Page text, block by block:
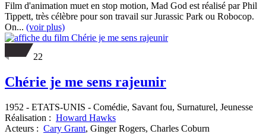
Film d'animation muet en stop motion, Mad God est réalisé par Phil
Tippett, très célèbre pour son travail sur Jurassic Park ou Robocop.
On... (voir plus)
22
Chérie je me sens rajeunir
1952 - ETATS-UNIS - Comédie, Savant fou, Surnaturel, Jeunesse
Réalisation : Howard Hawks
Acteurs : Cary Grant, Ginger Rogers, Charles Coburn